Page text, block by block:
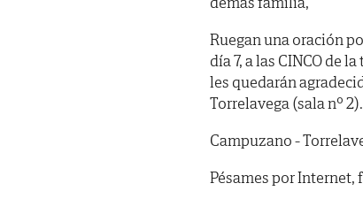
Ruegan una oración
día 7, a las CINCO de
les quedarán
Torrelavega (sala nº 2).
Campuzano -
Pésames por